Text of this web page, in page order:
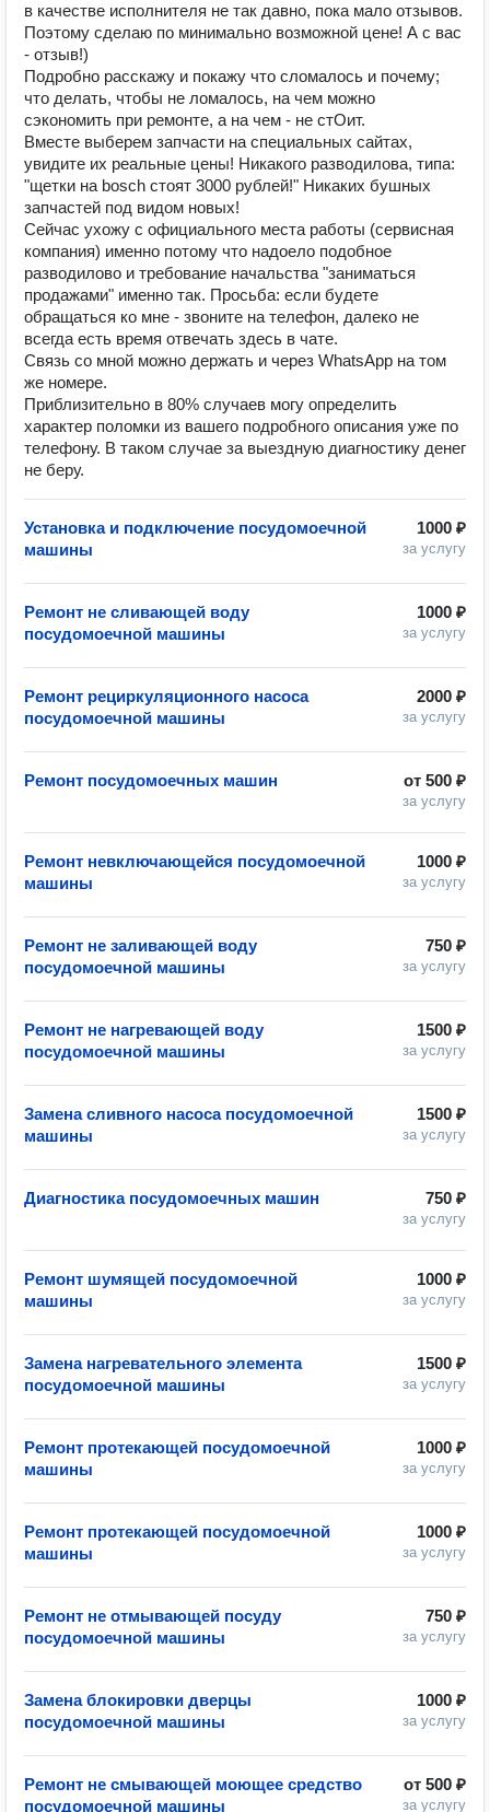
в качестве исполнителя не так давно, пока мало отзывов.
Поэтому сделаю по минимально возможной цене! А с вас
- отзыв!)
Подробно расскажу и покажу что сломалось и почему;
что делать, чтобы не ломалось, на чем можно
сэкономить при ремонте, а на чем - не стОит.
Вместе выберем запчасти на специальных сайтах,
увидите их реальные цены! Никакого разводилова, типа:
"щетки на bosch стоят 3000 рублей!" Никаких бушных
запчастей под видом новых!
Сейчас ухожу с официального места работы (сервисная
компания) именно потому что надоело подобное
разводилово и требование начальства "заниматься
продажами" именно так. Просьба: если будете
обращаться ко мне - звоните на телефон, далеко не
всегда есть время отвечать здесь в чате.
Связь со мной можно держать и через WhatsApp на том
же номере.
Приблизительно в 80% случаев могу определить
характер поломки из вашего подробного описания уже по
телефону. В таком случае за выездную диагностику денег
не беру.
1000 ₽
за услугу
Установка и подключение посудомоечной
машины
1000 ₽
за услугу
Ремонт не сливающей воду
посудомоечной машины
2000 ₽
за услугу
Ремонт рециркуляционного насоса
посудомоечной машины
от 500 ₽
за услугу
Ремонт посудомоечных машин
1000 ₽
за услугу
Ремонт невключающейся посудомоечной
машины
750 ₽
за услугу
Ремонт не заливающей воду
посудомоечной машины
1500 ₽
за услугу
Ремонт не нагревающей воду
посудомоечной машины
1500 ₽
за услугу
Замена сливного насоса посудомоечной
машины
750 ₽
за услугу
Диагностика посудомоечных машин
1000 ₽
за услугу
Ремонт шумящей посудомоечной
машины
1500 ₽
за услугу
Замена нагревательного элемента
посудомоечной машины
1000 ₽
за услугу
Ремонт протекающей посудомоечной
машины
1000 ₽
за услугу
Ремонт протекающей посудомоечной
машины
750 ₽
за услугу
Ремонт не отмывающей посуду
посудомоечной машины
1000 ₽
за услугу
Замена блокировки дверцы
посудомоечной машины
от 500 ₽
за услугу
Ремонт не смывающей моющее средство
посудомоечной машины